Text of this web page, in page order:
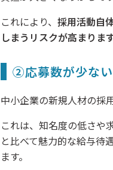
これにより、 採用活動自
しまうリスクが高まります
②応募数が少ない
中小企業の新規人材の採
これは、知名度の低さや
と比べて魅力的な給与待
ます。